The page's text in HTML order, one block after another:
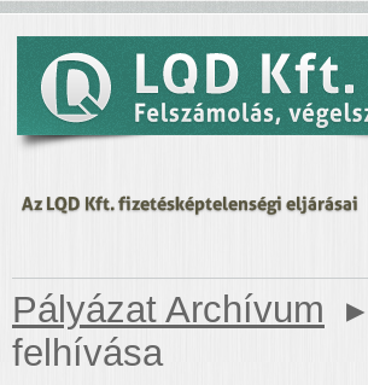
Az LQD Kft. fizetésképtelenségi eljárásai
Pályázat Archívum ▸
felhívása